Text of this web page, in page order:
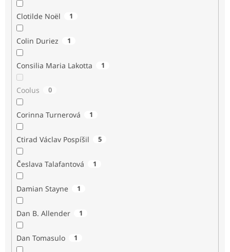
Clotilde Noël 1
Colin Duriez 1
Consilia Maria Lakotta 1
Coolus 0
Corinna Turnerová 1
Ctirad Václav Pospíšil 5
Česlava Talafantová 1
Damian Stayne 1
Dan B. Allender 1
Dan Tomasulo 1